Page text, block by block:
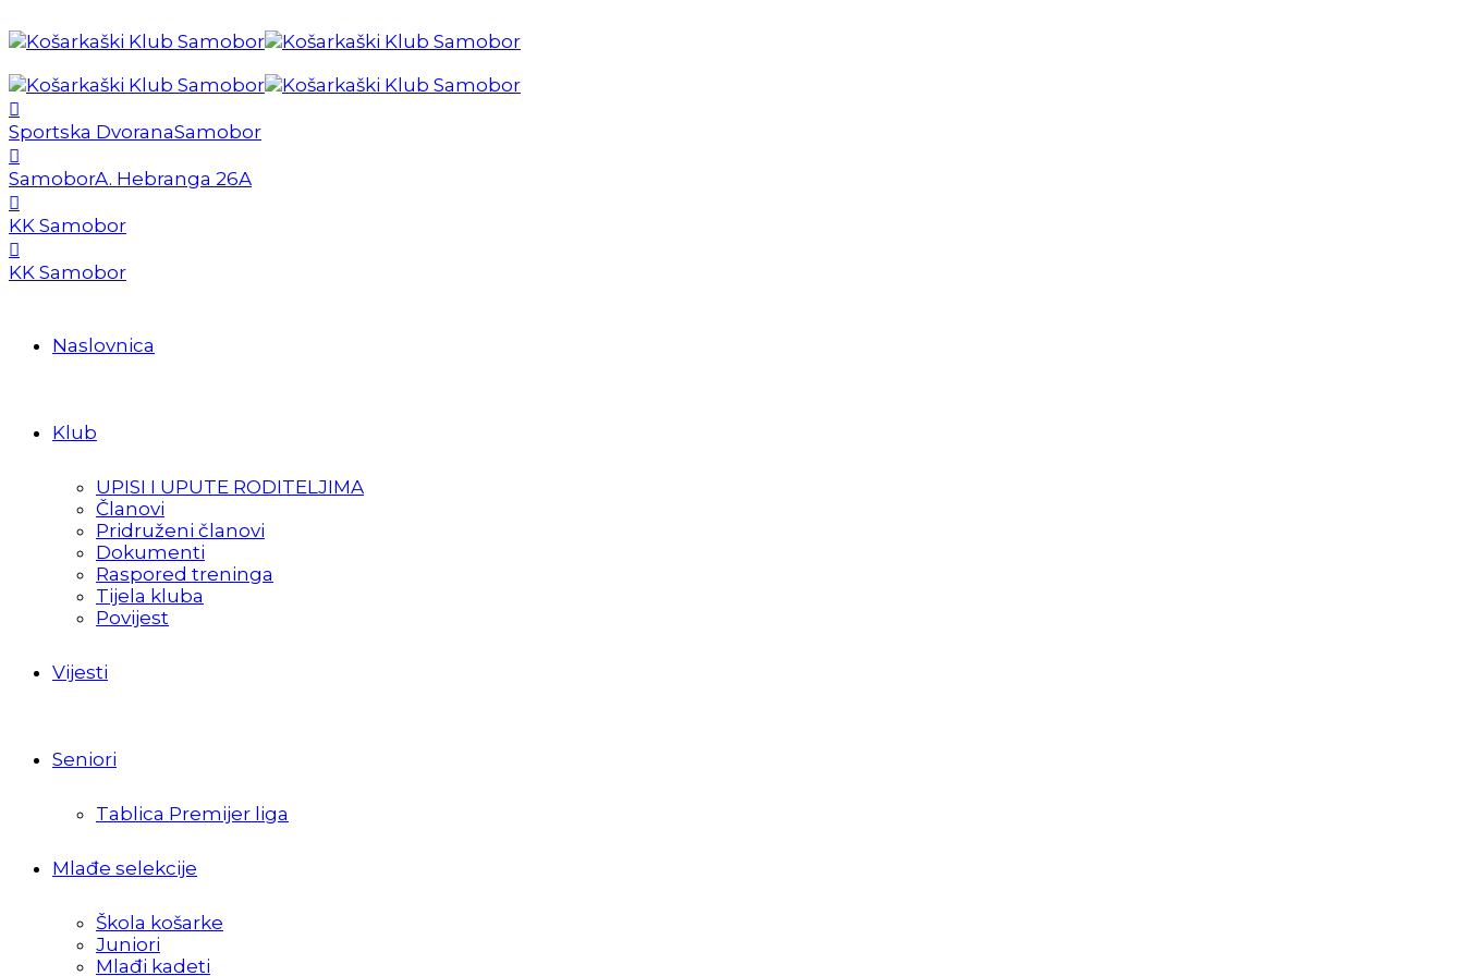
Sportska DvoranaSamobor
SamoborA. Hebranga 26A
KK Samobor
KK Samobor
Naslovnica
Klub
UPISI I UPUTE RODITELJIMA
Članovi
Pridruženi članovi
Dokumenti
Raspored treninga
Tijela kluba
Povijest
Vijesti
Seniori
Tablica Premijer liga
Mlađe selekcije
Škola košarke
Juniori
Mlađi kadeti